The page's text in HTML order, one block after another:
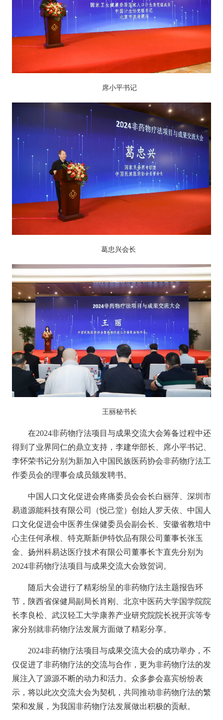
席小平书记
葛忠兴会长
王丽秘书长
在2024非药物疗法项目与成果交流大会筹备过程中还
得到了业界同仁的鼎立支持， 李建华部长、
席小平书记、
李怀荣书记分别 为新加入 中国民族医药协会非药物疗法工
作委员会的理事会成员颁发聘书。
中国人口文化促进会疼痛委员会会长白丽萍、深圳市
易道源能科技有限公司（悦己堂）创始人罗天依、中国人
口文化促进会中医养生保健委员会副会长、安徽省教培中
心主任何承根、特克斯新伊特饮品有限公司董事长张玉
金、扬州科易达医疗技术有限公司董事长卞直先分别为
2024非药物疗法项目与成果交流大会致贺词。
随后大会进行了精彩纷呈的非药物疗法主题报告环
节，陕西省保健局副局长肖刚、北京中医药大学国学院院
长李良松、武汉轻工大学康养产业研究院院长祝开滨等专
家分别就非药物疗法发展方面做了精彩分享。
2024非药物疗法项目与成果交流大会的成功举办，不
仅促进了非药物疗法的交流与合作，更为非药物疗法的发
展注入了源源不断的动力和活力。众多参会嘉宾纷纷表
示，将以此次交流大会为契机，共同推动非药物疗法的繁
荣和发展，为我国非药物疗法发展做出积极的贡献。